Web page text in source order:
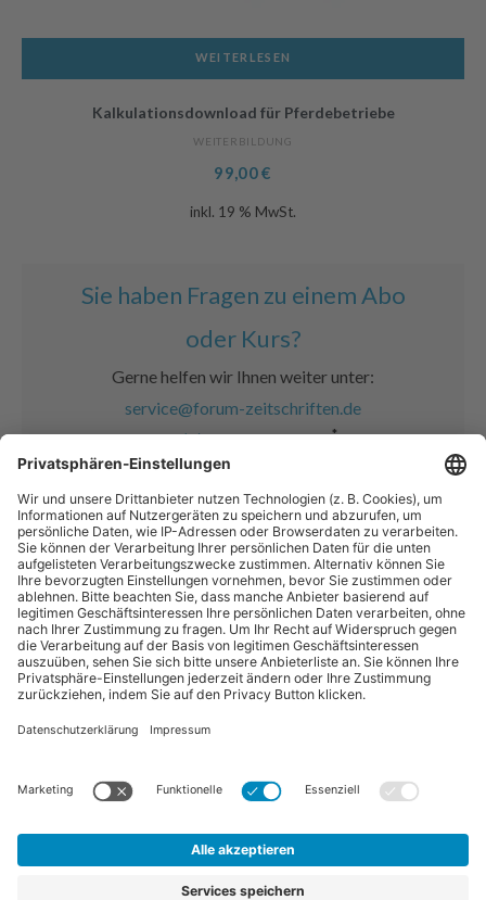
WEITERLESEN
Kalkulationsdownload für Pferdebetriebe
WEITERBILDUNG
99,00€
inkl. 19 % MwSt.
Sie haben Fragen zu einem Abo
oder Kurs?
Gerne helfen wir Ihnen weiter unter:
service@forum-zeitschriften.de
+49 (0) 82 33 – 38 13 33*
* (erreichbar von montags bis freitags von 08:00 Uhr – 13:00
Uhr)
“Pferdebetrieb” ist eine Publikation der Sparte "Tier-Zeitschriften" der
Forum Zeitschriften und Spezialmedien GmbH. Zum Portfolio gehören
Arbeitskreis Pferd
Vertrag widerrufen
FORUM Zeitschriften und Spezialmedien GmbH
Erklärung zur Barrierefreiheit|